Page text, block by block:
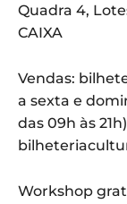
Quadra 4,
CAIXA
Vendas:
a sexta e
das 09h às
Workshop